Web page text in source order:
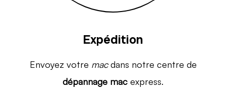
Expédition
Envoyez votre macdans notre centre de
dépannage mac express.